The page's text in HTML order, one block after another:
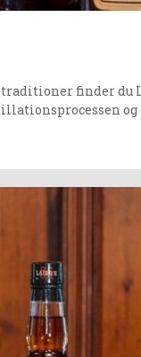
finder du